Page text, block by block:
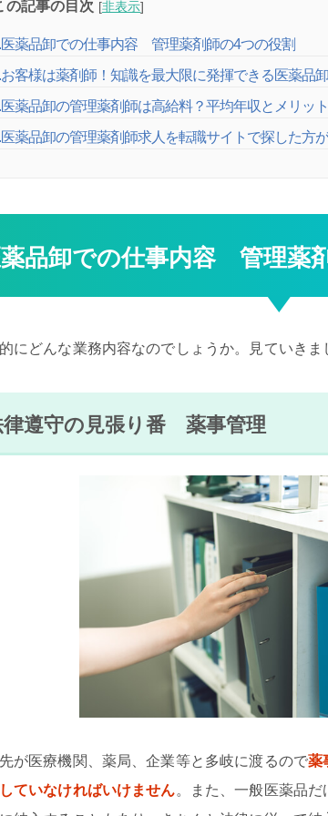
の記事の目次 [非表示]
医薬品卸での仕事内容 管理薬剤師の4つの役割
お客様は薬剤師！知識を最大限に発揮できる医薬品
医薬品卸の管理薬剤師は高給料？平均年収とメリッ
医薬品卸の管理薬剤師求人を転職サイトで探した方
品卸での仕事内容 管理薬
にどんな業務内容なのでしょうか。見ていきま
律遵守の見張り番 薬事管理
が医療機関、薬局、企業等と多岐に渡るので薬
ていなければいけません。また、一般医薬品